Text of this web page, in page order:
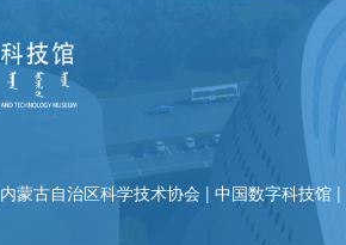
内蒙古自治区科学技术协会 |中国数字科技馆 |